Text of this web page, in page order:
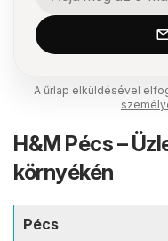
A űrlap elküldésével
H&M Pécs –
környékén
Pécs